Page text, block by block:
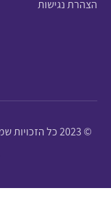
הצהרת נגישות
© 2023 כל הזכויות שמורות לקנט - קרן לביטוח נזקי טבע בחקלאות